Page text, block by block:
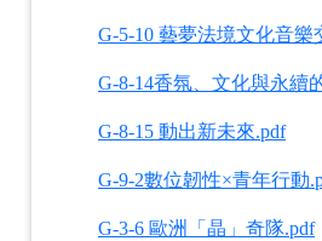
G-5-10 藝夢法境文化音樂
G-8-14香氛、文化與永續
G-8-15 動出新未來.pdf
G-9-2數位韌性×青年行動
G-3-6 歐洲「晶」奇隊.pdf